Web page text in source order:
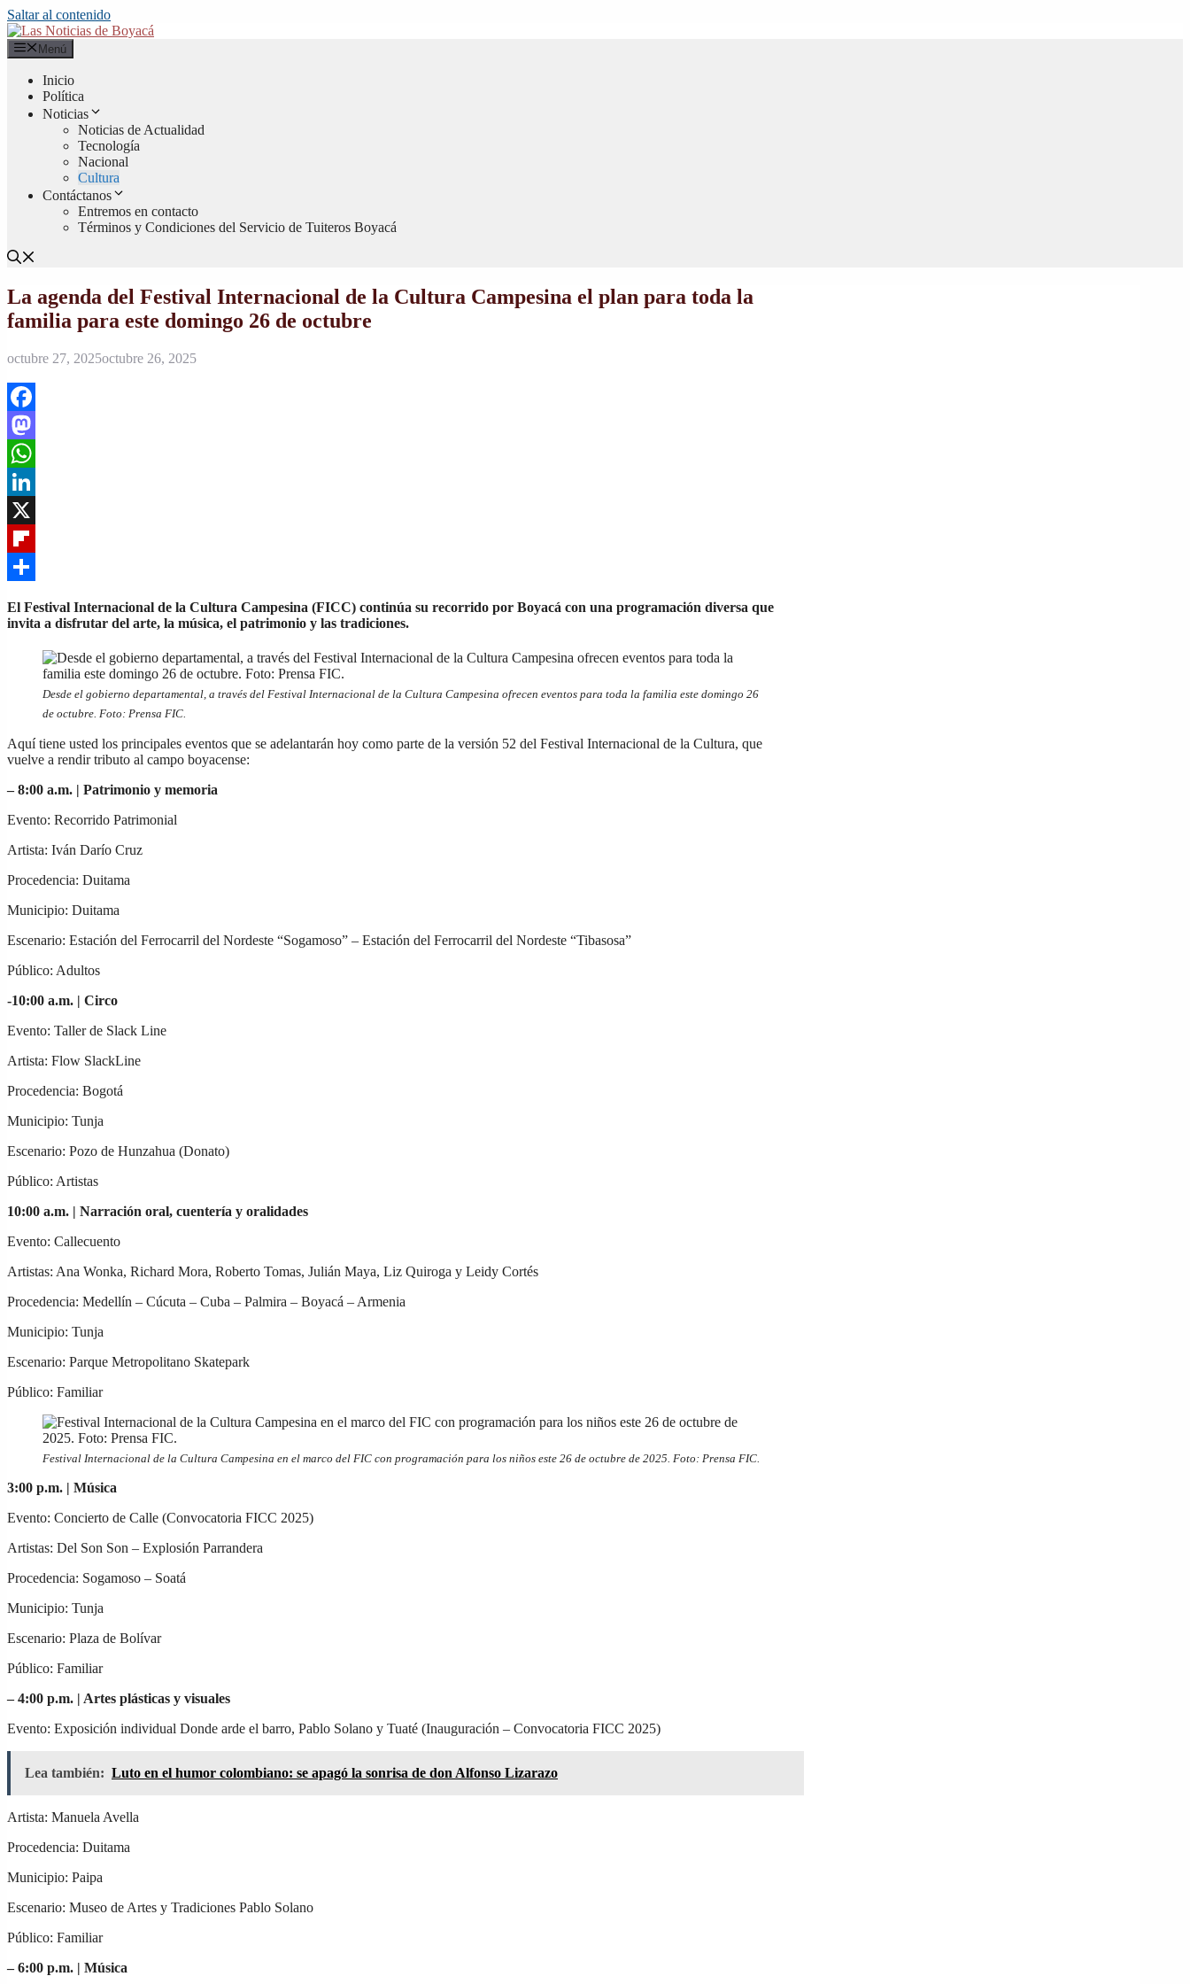
Saltar al contenido
Menú
Inicio
Política
Noticias
Noticias de Actualidad
Tecnología
Nacional
Cultura
Contáctanos
Entremos en contacto
Términos y Condiciones del Servicio de Tuiteros Boyacá
La agenda del Festival Internacional de la Cultura Campesina el plan para toda la
familia para este domingo 26 de octubre
octubre 27, 2025octubre 26, 2025
Facebook
Mastodon
WhatsApp
LinkedIn
Flipboard
El Festival Internacional de la Cultura Campesina (FICC) continúa su recorrido por Boyacá con una programación diversa que
invita a disfrutar del arte, la música, el patrimonio y las tradiciones.
Desde el gobierno departamental, a través del Festival Internacional de la Cultura Campesina ofrecen eventos para toda la familia este domingo 26
de octubre. Foto: Prensa FIC.
Aquí tiene usted los principales eventos que se adelantarán hoy como parte de la versión 52 del Festival Internacional de la Cultura, que
vuelve a rendir tributo al campo boyacense:
– 8:00 a.m. | Patrimonio y memoria
Evento: Recorrido Patrimonial
Artista: Iván Darío Cruz
Procedencia: Duitama
Municipio: Duitama
Escenario: Estación del Ferrocarril del Nordeste “Sogamoso” – Estación del Ferrocarril del Nordeste “Tibasosa”
Público: Adultos
-10:00 a.m. | Circo
Evento: Taller de Slack Line
Artista: Flow SlackLine
Procedencia: Bogotá
Municipio: Tunja
Escenario: Pozo de Hunzahua (Donato)
Público: Artistas
10:00 a.m. | Narración oral, cuentería y oralidades
Evento: Callecuento
Artistas: Ana Wonka, Richard Mora, Roberto Tomas, Julián Maya, Liz Quiroga y Leidy Cortés
Procedencia: Medellín – Cúcuta – Cuba – Palmira – Boyacá – Armenia
Municipio: Tunja
Escenario: Parque Metropolitano Skatepark
Público: Familiar
Festival Internacional de la Cultura Campesina en el marco del FIC con programación para los niños este 26 de octubre de 2025. Foto: Prensa FIC.
3:00 p.m. | Música
Evento: Concierto de Calle (Convocatoria FICC 2025)
Artistas: Del Son Son – Explosión Parrandera
Procedencia: Sogamoso – Soatá
Municipio: Tunja
Escenario: Plaza de Bolívar
Público: Familiar
– 4:00 p.m. | Artes plásticas y visuales
Evento: Exposición individual Donde arde el barro, Pablo Solano y Tuaté (Inauguración – Convocatoria FICC 2025)
Lea también: Luto en el humor colombiano: se apagó la sonrisa de don Alfonso Lizarazo
Artista: Manuela Avella
Procedencia: Duitama
Municipio: Paipa
Escenario: Museo de Artes y Tradiciones Pablo Solano
Público: Familiar
– 6:00 p.m. | Música